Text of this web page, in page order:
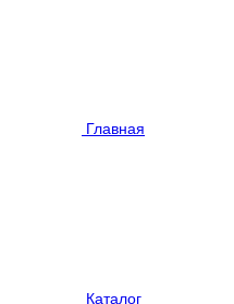
Главная
Каталог